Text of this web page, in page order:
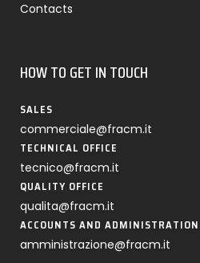
Contacts
HOW TO GET IN TOUCH
SALES
commerciale@fracm.it
TECHNICAL OFFICE
tecnico@fracm.it
QUALITY OFFICE
qualita@fracm.it
ACCOUNTS AND ADMINISTRATION
amministrazione@fracm.it